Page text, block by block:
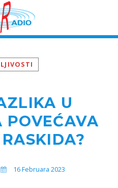
U
POVEĆAVA
16 Februara 2023